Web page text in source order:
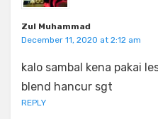
Zul Muhammad
December 11, 2020 at 2:12 am
kalo sambal kena pakai
blend hancur sgt
REPLY